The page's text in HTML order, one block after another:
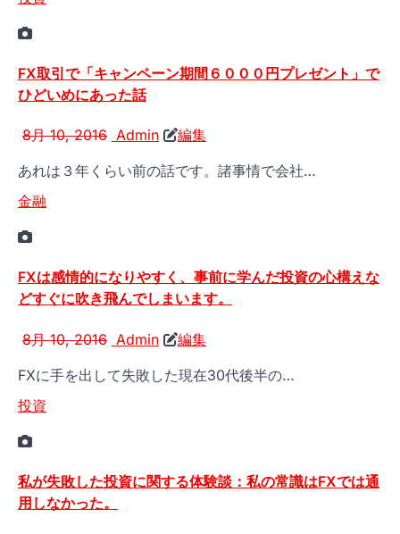
FX取引で「キャンペーン期間６０００円プレゼント」で
ひどいめにあった話
8月 10, 2016 Admin
編集
あれは３年くらい前の話です。諸事情で会社…
金融
FXは感情的になりやすく、事前に学んだ投資の心構えな
どすぐに吹き飛んでしまいます。
8月 10, 2016 Admin
編集
FXに手を出して失敗した現在30代後半の…
投資
私が失敗した投資に関する体験談：私の常識はFXでは通
用しなかった。